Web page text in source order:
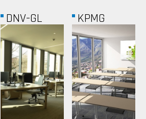
MILLENIUM
TOWER
VÁROSLIGETI...